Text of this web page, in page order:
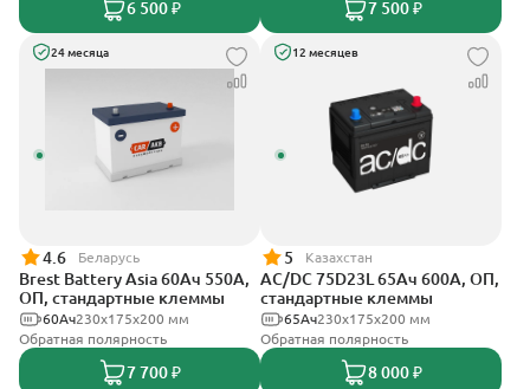
6 500 ₽ 7 500 ₽
24 месяца
4.6 Беларусь
Brest Battery Asia 60Ач 550А,
ОП, стандартные клеммы
230x175x200 мм
60Ач
Обратная полярность
7 700 ₽
12 месяцев
5 Казахстан
AC/DC 75D23L 65Ач 600А, ОП,
стандартные клеммы
230x175x200 мм
65Ач
Обратная полярность
8 000 ₽